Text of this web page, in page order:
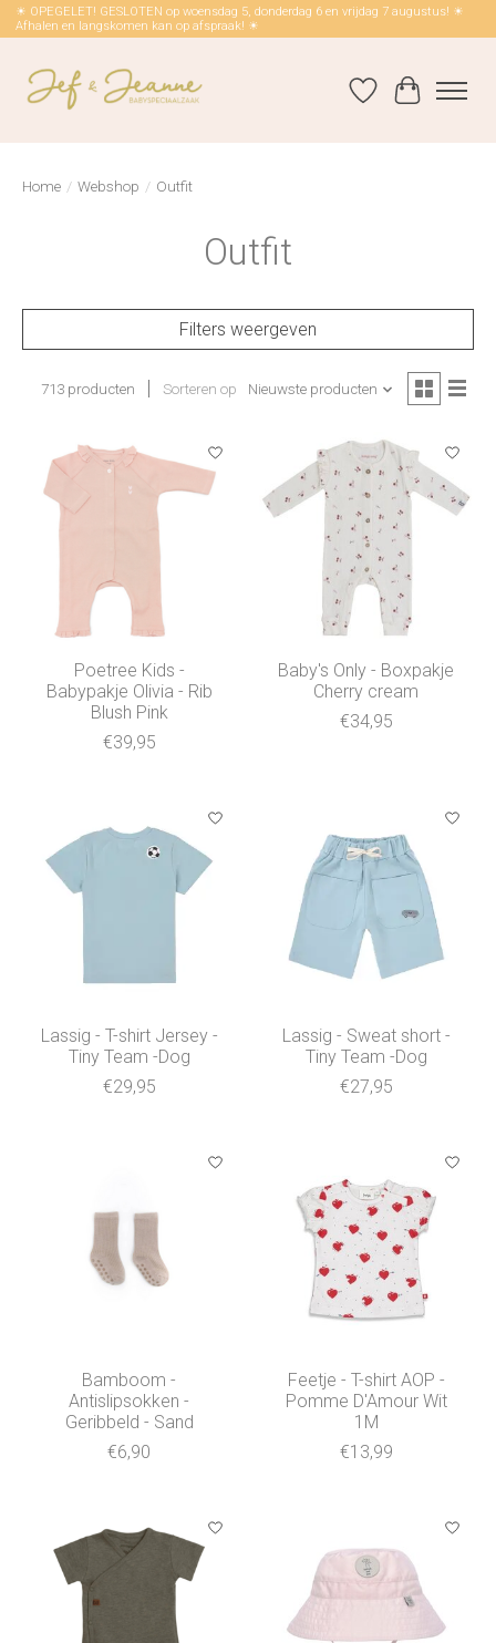
☀ OPEGELET! GESLOTEN op woensdag 5, donderdag 6 en vrijdag 7 augustus! ☀
Afhalen en langskomen kan op afspraak! ☀
Verlanglijst
Home / Webshop / Outfit
Outfit
Filters weergeven
713 producten Sorteren op Nieuwste producten
Poetree Kids -
Babypakje Olivia - Rib
Blush Pink
€39,95
Baby's Only - Boxpakje
Cherry cream
€34,95
Lassig - T-shirt Jersey -
Tiny Team -Dog
€29,95
Lassig - Sweat short -
Tiny Team -Dog
€27,95
Bamboom -
Antislipsokken -
Geribbeld - Sand
€6,90
Feetje - T-shirt AOP -
Pomme D'Amour Wit
1M
€13,99